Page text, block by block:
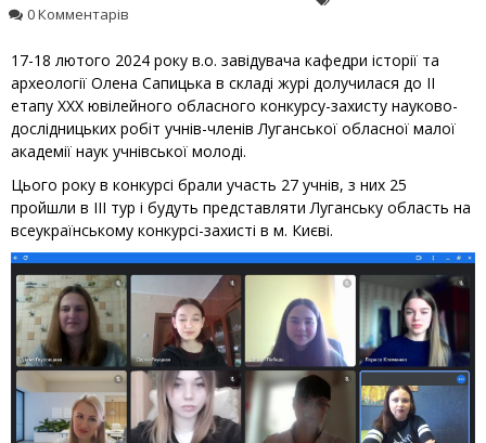
0 Комментарів
17-18 лютого 2024 року в.о. завідувача кафедри історії та
археології Олена Сапицька в складі журі долучилася до ІІ
етапу ХХХ ювілейного обласного конкурсу-захисту науково-
дослідницьких робіт учнів-членів Луганської обласної малої
академії наук учнівської молоді.
Цього року в конкурсі брали участь 27 учнів, з них 25
пройшли в ІІІ тур і будуть представляти Луганську область на
всеукраїнському конкурсі-захисті в м. Києві.